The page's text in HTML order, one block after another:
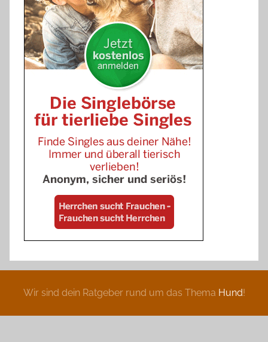
Wir sind dein Ratgeber rund um das Thema Hund!